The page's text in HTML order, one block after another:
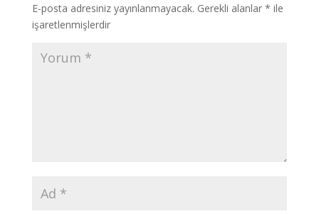
E-posta adresiniz yayınlanmayacak. Gerekli alanlar * ile
işaretlenmişlerdir